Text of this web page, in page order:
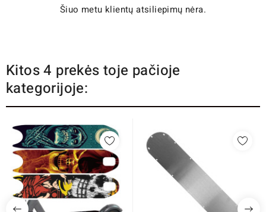
Šiuo metu klientų atsiliepimų nėra.
Kitos 4 prekės toje pačioje
kategorijoje: